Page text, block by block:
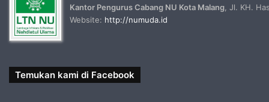
Kantor Pengurus Cabang NU Kota Malang , Jl. KH.
Website: http://numuda.id
Temukan kami di Facebook